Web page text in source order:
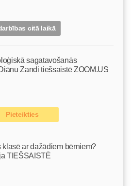
citā laikā
sagatavošanās
Zandi tiešsaistē ZOOM.US
Pieteikties
klasē ar dažādiem bērniem?
TIEŠSAISTĒ